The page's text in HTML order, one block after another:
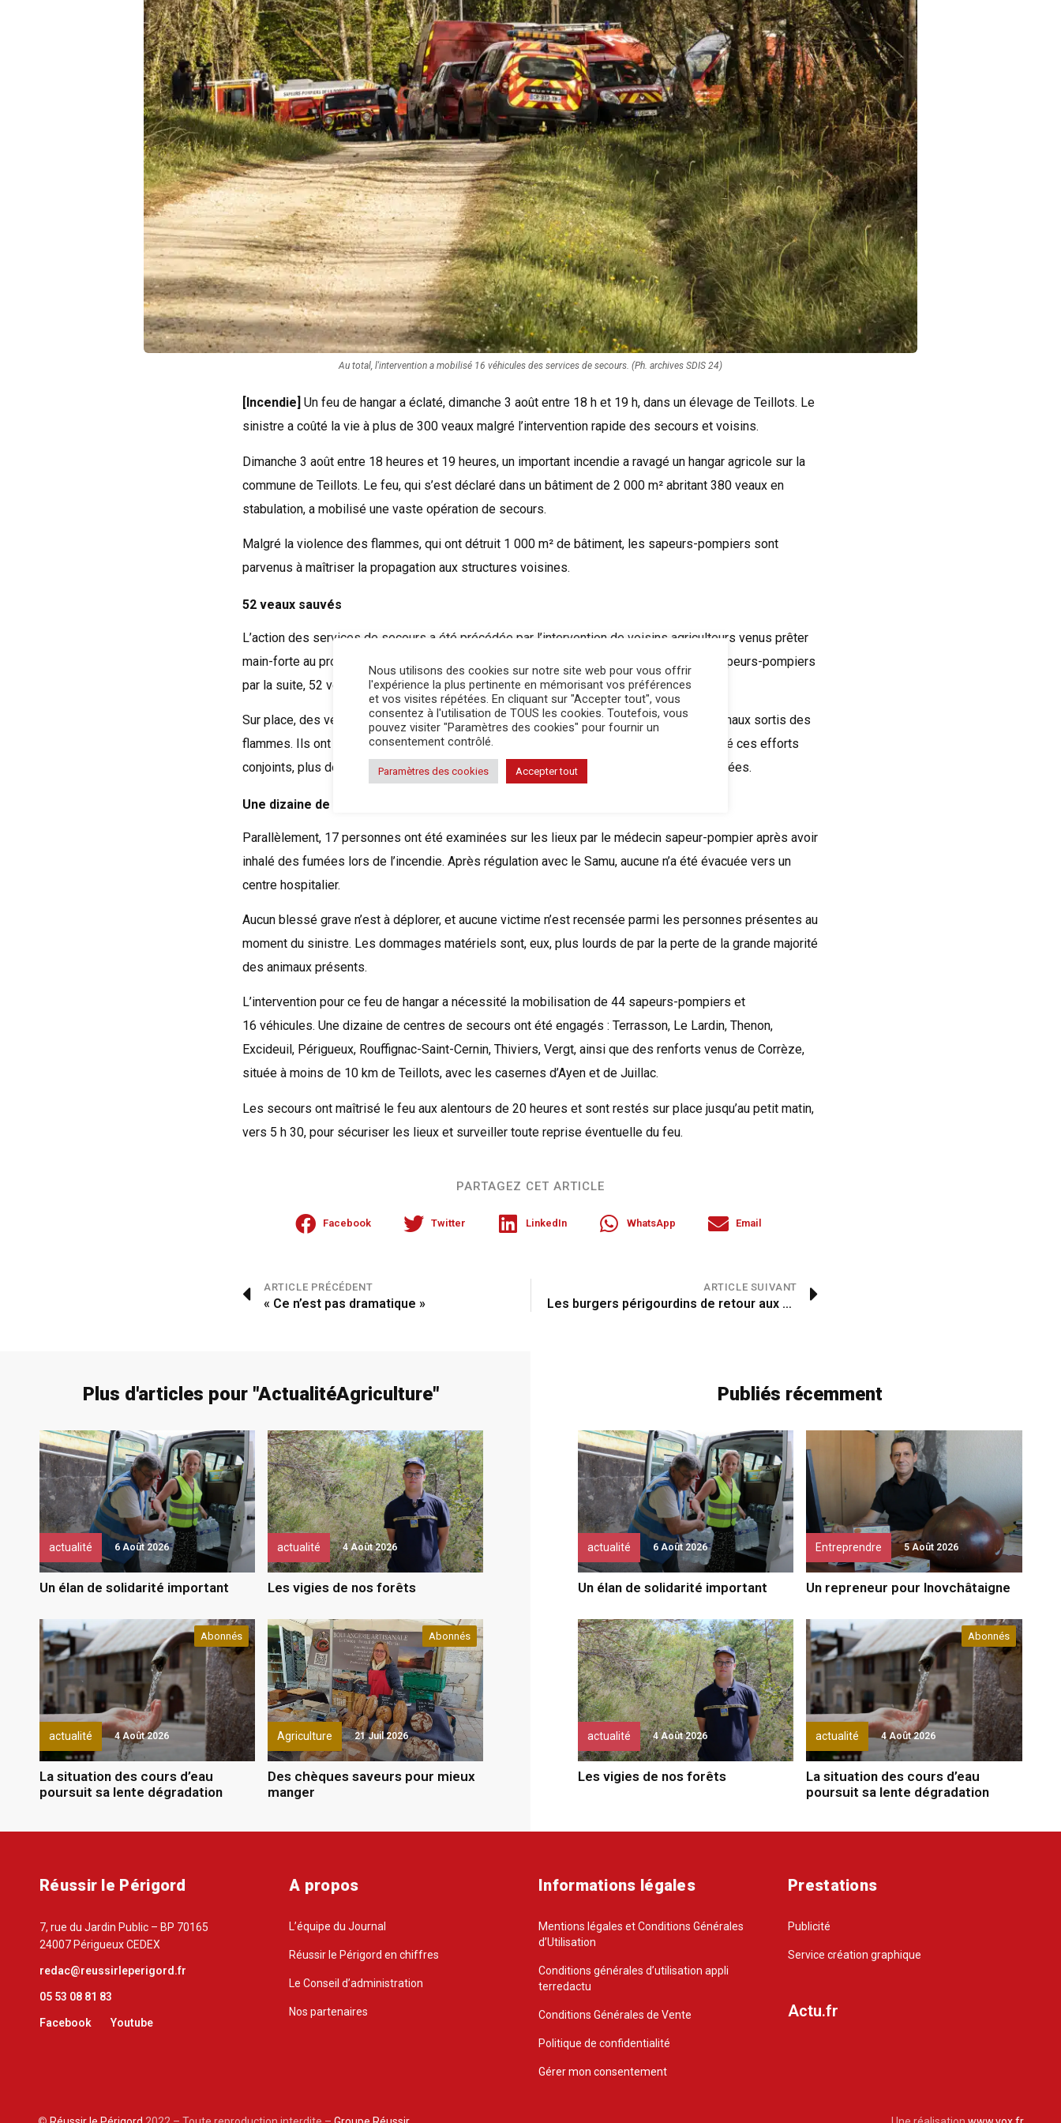
Au total, l'intervention a mobilisé 16 véhicules des services de secours. (Ph. archives SDIS 24)
[Incendie] Un feu de hangar a éclaté, dimanche 3 août entre 18 h et 19 h, dans un élevage de Teillots. Le
sinistre a coûté la vie à plus de 300 veaux malgré l’intervention rapide des secours et voisins.
Dimanche 3 août entre 18 heures et 19 heures, un important incendie a ravagé un hangar agricole sur la
commune de Teillots. Le feu, qui s’est déclaré dans un bâtiment de 2 000 m² abritant 380 veaux en
stabulation, a mobilisé une vaste opération de secours.
Malgré la violence des flammes, qui ont détruit 1 000 m² de bâtiment, les sapeurs-pompiers sont
parvenus à maîtriser la propagation aux structures voisines.
52 veaux sauvés
L’action des services de secours a été précédée par l’intervention de voisins agriculteurs venus prêter
main-forte au propriétaire pour tenter d’évacuer ses animaux. Avec l’engagement des sapeurs-pompiers
par la suite, 52 veaux ont été sauvés au total.
Sur place, des vétérinaires du Sdis 24 ont été mobilisés pour prendre en charge les animaux sortis des
flammes. Ils ont été rejoints et appuyés par des praticiens libéraux des alentours. Malgré ces efforts
conjoints, plus de 300 veaux sont morts, à cause des flammes ou asphyxiés par les fumées.
Une dizaine de centres de secours mobilisés
Parallèlement, 17 personnes ont été examinées sur les lieux par le médecin sapeur-pompier après avoir
inhalé des fumées lors de l’incendie. Après régulation avec le Samu, aucune n’a été évacuée vers un
centre hospitalier.
Aucun blessé grave n’est à déplorer, et aucune victime n’est recensée parmi les personnes présentes au
moment du sinistre. Les dommages matériels sont, eux, plus lourds de par la perte de la grande majorité
des animaux présents.
L’intervention pour ce feu de hangar a nécessité la mobilisation de 44 sapeurs-pompiers et
16 véhicules. Une dizaine de centres de secours ont été engagés : Terrasson, Le Lardin, Thenon,
Excideuil, Périgueux, Rouffignac-Saint-Cernin, Thiviers, Vergt, ainsi que des renforts venus de Corrèze,
située à moins de 10 km de Teillots, avec les casernes d’Ayen et de Juillac.
Les secours ont maîtrisé le feu aux alentours de 20 heures et sont restés sur place jusqu’au petit matin,
vers 5 h 30, pour sécuriser les lieux et surveiller toute reprise éventuelle du feu.
PARTAGEZ CET ARTICLE
Facebook Twitter LinkedIn WhatsApp Email
ARTICLE PRÉCÉDENT
« Ce n’est pas dramatique »
ARTICLE SUIVANT
Les burgers périgourdins de retour aux Estivales
Plus d'articles pour "ActualitéAgriculture"
actualité 6 Août 2026
Un élan de solidarité important
actualité 4 Août 2026
Les vigies de nos forêts
actualité
Abonnés
4 Août 2026
La situation des cours d’eau
poursuit sa lente dégradation
Agriculture
Abonnés
21 Juil 2026
Des chèques saveurs pour mieux
manger
Publiés récemment
actualité 6 Août 2026
Un élan de solidarité important
Entreprendre 5 Août 2026
Un repreneur pour Inovchâtaigne
actualité 4 Août 2026
Les vigies de nos forêts
actualité
Abonnés
4 Août 2026
La situation des cours d’eau
poursuit sa lente dégradation
Réussir le Périgord
7, rue du Jardin Public – BP 70165
24007 Périgueux CEDEX
redac@reussirleperigord.fr
05 53 08 81 83
Facebook Youtube
A propos
L’équipe du Journal
Réussir le Périgord en chiffres
Le Conseil d’administration
Nos partenaires
Informations légales
Mentions légales et Conditions Générales
d’Utilisation
Conditions générales d’utilisation appli
terredactu
Conditions Générales de Vente
Politique de confidentialité
Gérer mon consentement
Prestations
Publicité
Service création graphique
Actu.fr
Nous utilisons des cookies sur notre site web pour vous offrir
l'expérience la plus pertinente en mémorisant vos préférences
et vos visites répétées. En cliquant sur "Accepter tout", vous
consentez à l'utilisation de TOUS les cookies. Toutefois, vous
pouvez visiter "Paramètres des cookies" pour fournir un
consentement contrôlé.
Paramètres des cookies Accepter tout